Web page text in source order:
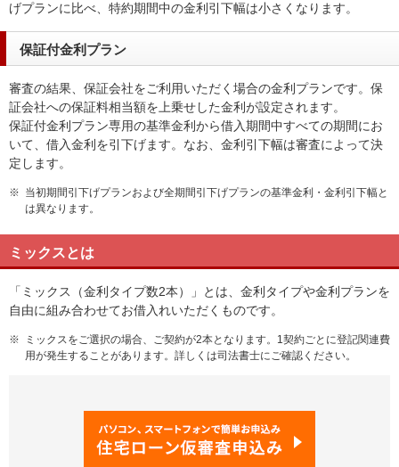
げプランに比べ、特約期間中の金利引下幅は小さくなります。
保証付金利プラン
審査の結果、保証会社をご利用いただく場合の金利プランです。保
証会社への保証料相当額を上乗せした金利が設定されます。
保証付金利プラン専用の基準金利から借入期間中すべての期間にお
いて、借入金利を引下げます。なお、金利引下幅は審査によって決
定します。
※ 当初期間引下げプランおよび全期間引下げプランの基準金利・金利引下幅と
は異なります。
ミックスとは
「ミックス（金利タイプ数2本）」とは、金利タイプや金利プランを
自由に組み合わせてお借入れいただくものです。
※
ミックスをご選択の場合、ご契約が2本となります。1契約ごとに登記関連費
用が発生することがあります。詳しくは司法書士にご確認ください。